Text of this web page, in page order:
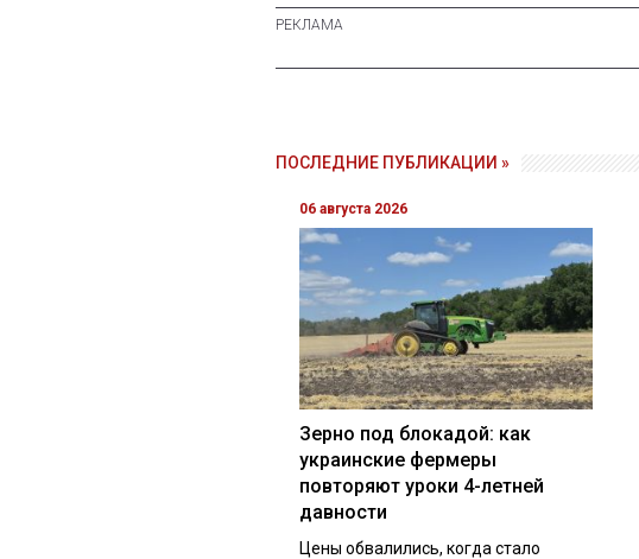
ПОСЛЕДНИЕ ПУБЛИКАЦИИ »
06 августа 2026
Зерно под блокадой: как
украинские фермеры
повторяют уроки 4-летней
давности
Цены обвалились, когда стало